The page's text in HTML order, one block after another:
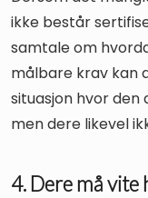
ikke består
samtale om
målbare krav kan
situasjon hvor
men dere likevel
4. Dere må vite